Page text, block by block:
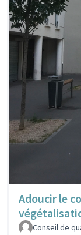
Adoucir le
Conseil de